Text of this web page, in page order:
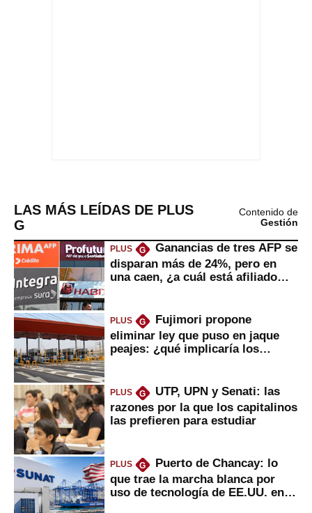
LAS MÁS LEÍDAS DE PLUS
G
Contenido de
Gestión
PLUS G
Ganancias de tres AFP se
disparan más de 24%, pero en
una caen, ¿a cuál está afiliado
PLUS G
Fujimori propone
eliminar ley que puso en jaque
peajes: ¿qué implicaría los
PLUS G
UTP, UPN y Senati: las
razones por la que los capitalinos
las prefieren para estudiar
PLUS G
Puerto de Chancay: lo
que trae la marcha blanca por
uso de tecnología de EE.UU. en